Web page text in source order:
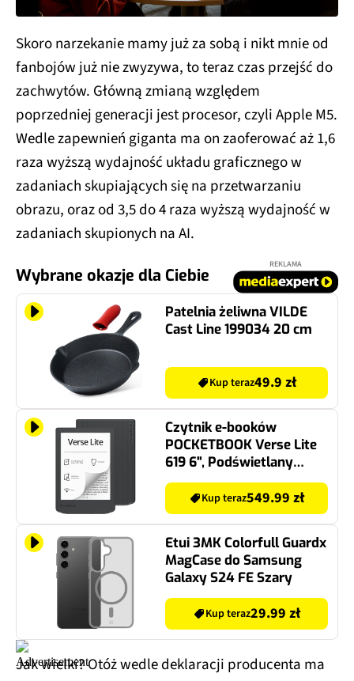
Skoro narzekanie mamy już za sobą i nikt mnie od
fanbojów już nie zwyzywa, to teraz czas przejść do
zachwytów. Główną zmianą względem
poprzedniej generacji jest procesor, czyli Apple M5.
Wedle zapewnień giganta ma on zaoferować aż 1,6
raza wyższą wydajność układu graficznego w
zadaniach skupiających się na przetwarzaniu
obrazu, oraz od 3,5 do 4 raza wyższą wydajność w
zadaniach skupionych na AI.
Wybrane okazje dla Ciebie
REKLAMA
Patelnia żeliwna VILDE
Cast Line 199034 20 cm
Kup teraz49.9 zł
Czytnik e-booków
POCKETBOOK Verse Lite
619 6", Podświetlany
ekran, Wi-Fi, Bez reklam
SzaryKup teraz549.99 zł
Etui 3MK Colorfull Guardx
MagCase do Samsung
Galaxy S24 FE Szary
Kup teraz29.99 zł
Jak wielki? Otóż wedle deklaracji producenta ma